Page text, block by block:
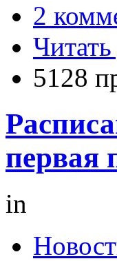
2
Читать
5128
первая
in